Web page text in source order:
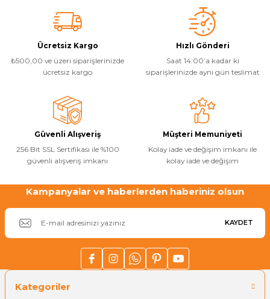
Ücretsiz Kargo
₺500,00 ve üzeri siparişlerinizde
ücretsiz kargo
Hızlı Gönderi
Saat 14:00’a kadar ki
siparişlerinizde aynı gün teslimat
Güvenli Alışveriş
256 Bit SSL Sertifikası ile %100
güvenli alışveriş imkanı
Müşteri Memuniyeti
Kolay iade ve değişim imkanı ile
kolay iade ve değişim
Kampanyalar ve haberlerden haberiniz olsun
KAYDET
Kategoriler